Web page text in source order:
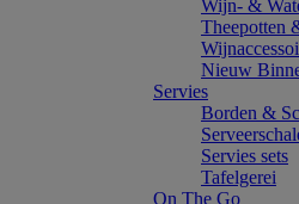
Wijn- &
Theepotten
Nieuw
Servies
Borden &
Servies sets
Tafelgerei
On The Go